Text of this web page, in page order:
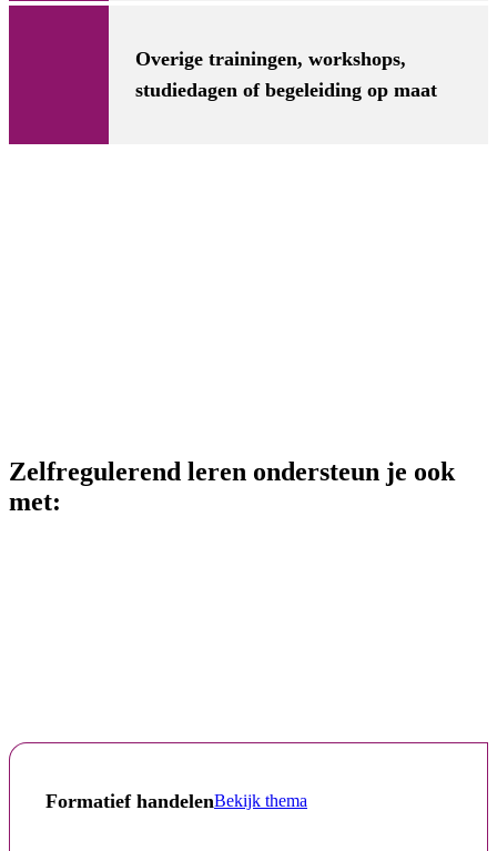
Overige trainingen, workshops,
studiedagen of begeleiding op maat
Zelfregulerend leren ondersteun je ook
met:
Formatief handelenBekijk thema